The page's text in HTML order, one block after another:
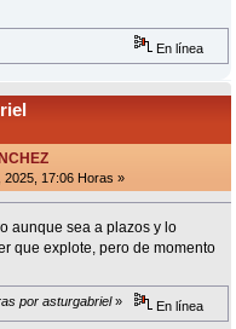
En línea
2025, 17:06 Horas »
aunque sea a plazos y lo
que explote, pero de momento
por asturgabriel» En línea